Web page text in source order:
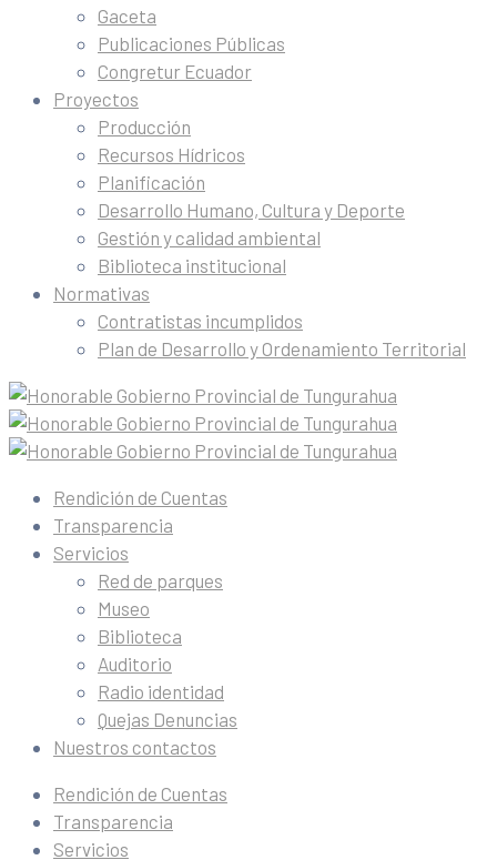
Gaceta
Publicaciones Públicas
Congretur Ecuador
Proyectos
Producción
Recursos Hídricos
Planificación
Desarrollo Humano, Cultura y Deporte
Gestión y calidad ambiental
Biblioteca institucional
Normativas
Contratistas incumplidos
Plan de Desarrollo y Ordenamiento Territorial
Rendición de Cuentas
Transparencia
Servicios
Red de parques
Museo
Biblioteca
Auditorio
Radio identidad
Quejas Denuncias
Nuestros contactos
Rendición de Cuentas
Transparencia
Servicios